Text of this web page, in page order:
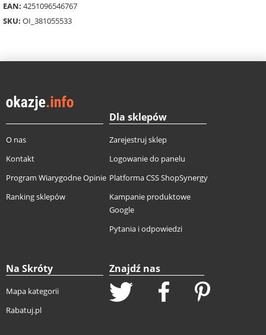
EAN: 4251096546767
SKU: OI_381055533
O nas
Kontakt
Program Wiarygodne Opinie
Ranking sklepów
Dla sklepów
Zarejestruj sklep
Logowanie do panelu
Platforma CSS ShopSynergy
Kampanie produktowe
Google
Pytania i odpowiedzi
Na Skróty
Mapa kategorii
Rabatuj.pl
Znajdź nas